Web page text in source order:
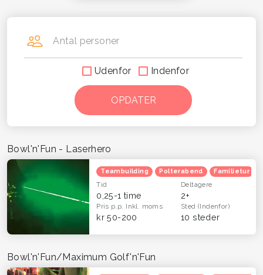
Antal personer
Udenfor Indenfor
Bowl'n'Fun - Laserhero
Teambuilding Polterabend Familietur
Tid
0,25-1 time
Deltagere
2+
Pris p.p. Inkl. moms
kr 50-200
Sted(Indenfor)
10 steder
Bowl'n'Fun/Maximum Golf'n'Fun